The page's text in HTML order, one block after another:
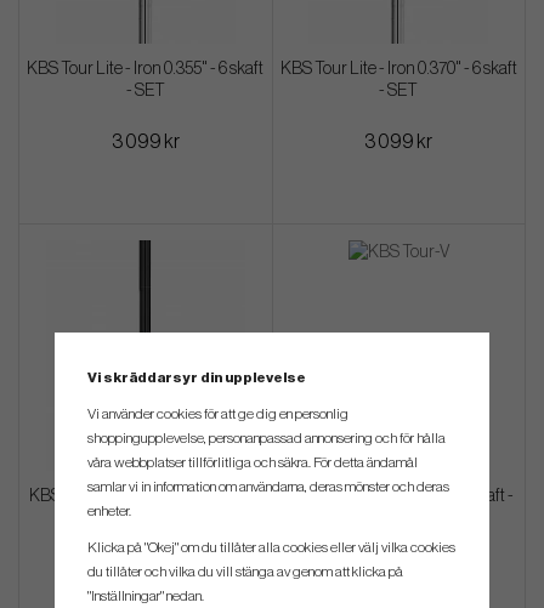
KBS Tour Lite - Iron 0.355" - 6 skaft
- SET
3 099 kr
KBS Tour Lite - Iron 0.370" - 6 skaft
- SET
3 099 kr
KBS Tour Lite PVD - Iron 0.355" - 6
skaft - SET
4 499 kr
KBS Tour-V - Iron 0.355" - 6 skaft -
3 999 kr
Vi skräddarsyr din upplevelse
Vi använder cookies för att ge dig en personlig
shoppingupplevelse, personanpassad annonsering och för hålla
våra webbplatser tillförlitliga och säkra. För detta ändamål
samlar vi in information om användarna, deras mönster och deras
enheter.
Klicka på "Okej" om du tillåter alla cookies eller välj vilka cookies
du tillåter och vilka du vill stänga av genom att klicka på
"Inställningar" nedan.